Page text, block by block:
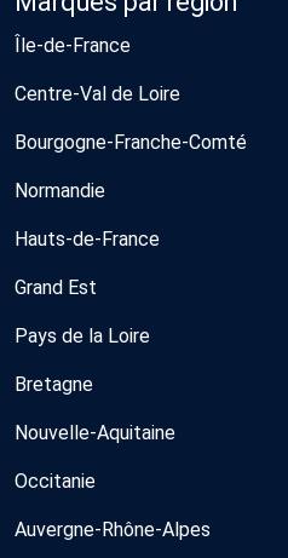
Île-de-France
Centre-Val de Loire
Bourgogne-Franche-Comté
Normandie
Hauts-de-France
Grand Est
Pays de la Loire
Bretagne
Nouvelle-Aquitaine
Occitanie
Auvergne-Rhône-Alpes